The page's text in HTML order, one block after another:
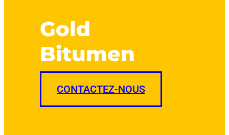
Gold
Bitumen
CONTACTEZ-NOUS